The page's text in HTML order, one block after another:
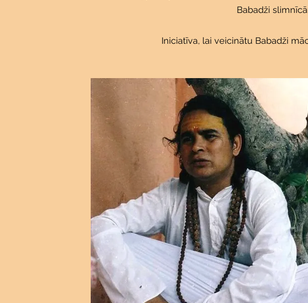
Babadži
Iniciatīva, lai veicinātu Babadži